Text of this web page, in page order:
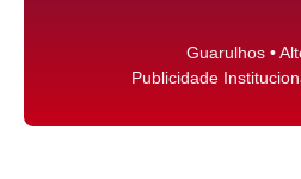
Guarulhos •
Publicidade